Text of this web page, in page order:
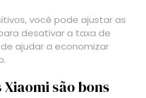
você pode ajustar as
desativar a taxa de
ajudar a economizar
são bons